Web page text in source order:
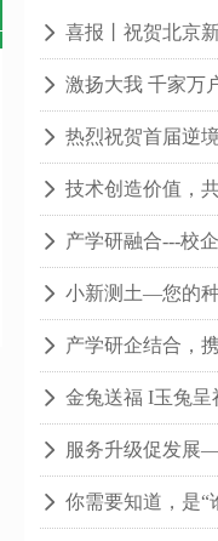
넲 喜报丨祝贺北京
넲 激扬大我 千家万
넲 热烈祝贺首届逆
넲 技术创造价值，
넲 产学研融合---校
넲 小新测土—您的
넲 产学研企结合，
넲 金兔送福 I玉兔
넲 服务升级促发展
넲 你需要知道，是“